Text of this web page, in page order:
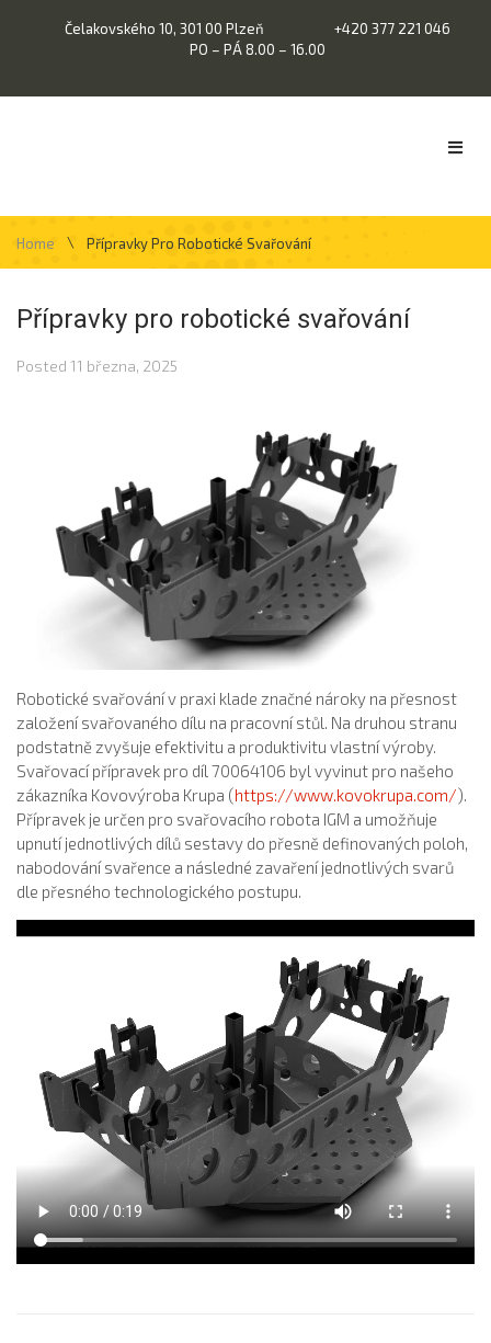
Čelakovského 10, 301 00 Plzeň
+420 377 221 046
PO – PÁ 8.00 – 16.00
Home \ Přípravky Pro Robotické Svařování
Přípravky pro robotické svařování
Posted 11 března, 2025
Robotické svařování v praxi klade značné nároky na přesnost
založení svařovaného dílu na pracovní stůl. Na druhou stranu
podstatně zvyšuje efektivitu a produktivitu vlastní výroby.
Svařovací přípravek pro díl 70064106 byl vyvinut pro našeho
zákazníka Kovovýroba Krupa (https://www.kovokrupa.com/).
Přípravek je určen pro svařovacího robota IGM a umožňuje
upnutí jednotlivých dílů sestavy do přesně definovaných poloh,
nabodování svařence a následné zavaření jednotlivých svarů
dle přesného technologického postupu.